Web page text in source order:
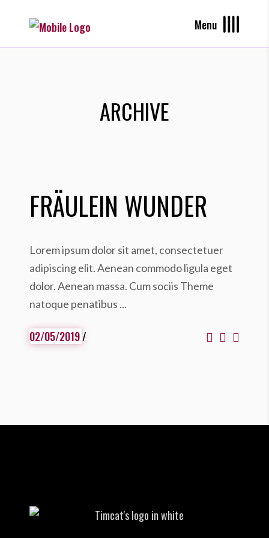
Menu
ARCHIVE
FRÄULEIN WUNDER
Lorem ipsum dolor sit amet, consectetuer
adipiscing elit. Aenean commodo ligula eget
dolor. Aenean massa. Cum sociis Theme
natoque penatibus
02/05/2019/